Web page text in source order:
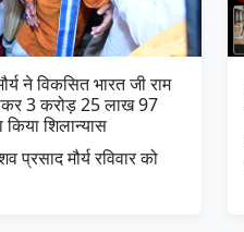
ने विकसित भारत जी राम
3 करोड़ 25 लाख 97
शिलान्यास
प्रसाद मौर्य रविवार को